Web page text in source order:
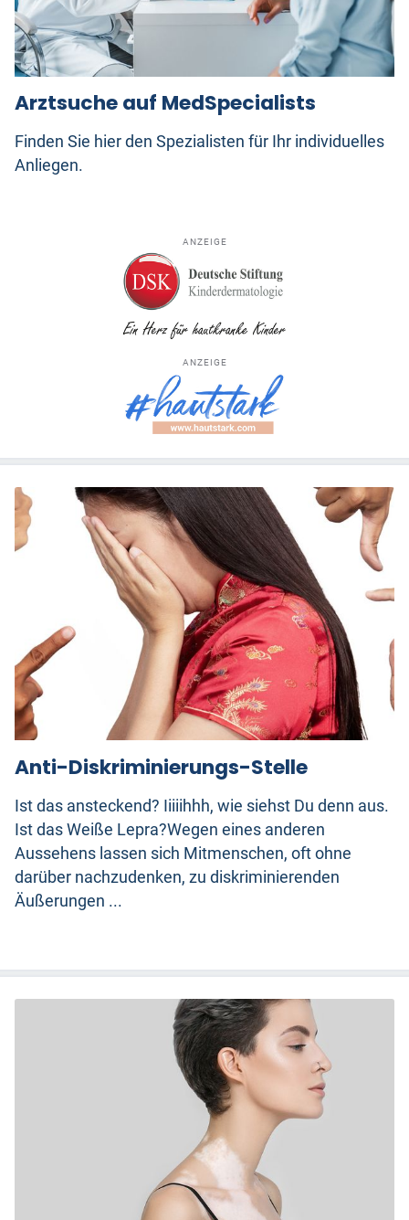
Arztsuche auf MedSpecialists
Finden Sie hier den Spezialisten für Ihr individuelles
Anliegen.
ANZEIGE
ANZEIGE
Anti-Diskriminierungs-Stelle
Ist das ansteckend? Iiiiihhh, wie siehst Du denn aus.
Ist das Weiße Lepra?Wegen eines anderen
Aussehens lassen sich Mitmenschen, oft ohne
darüber nachzudenken, zu diskriminierenden
Äußerungen ...